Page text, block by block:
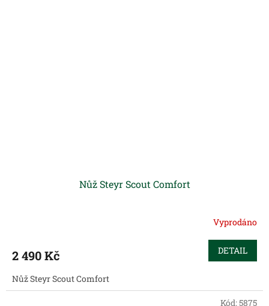
Nůž Steyr Scout Comfort
Vyprodáno
2 490 Kč DETAIL
Nůž Steyr Scout Comfort
Kód:5875